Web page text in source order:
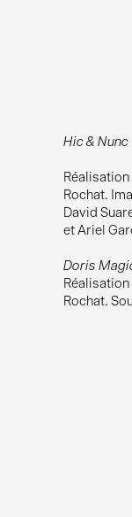
Hic & Nunc
Rochat.
David
et Ariel
Doris
Rochat.